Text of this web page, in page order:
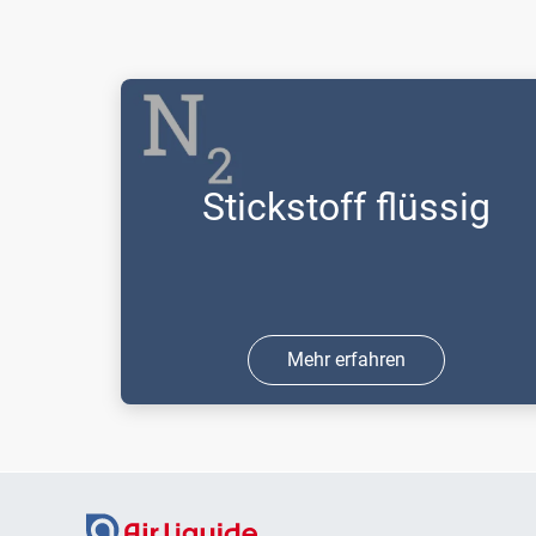
Stickstoff flüssig
Mehr erfahren
für Laseranwendungen oder in der